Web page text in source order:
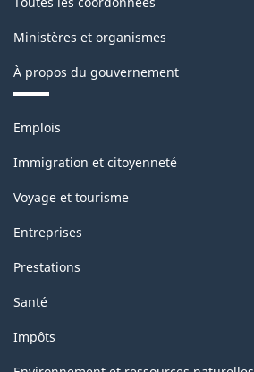
Ministères et organismes
À propos du gouvernement
Thèmes
sujets
Emplois
Immigration et citoyenneté
Voyage et tourisme
Entreprises
Prestations
Santé
Impôts